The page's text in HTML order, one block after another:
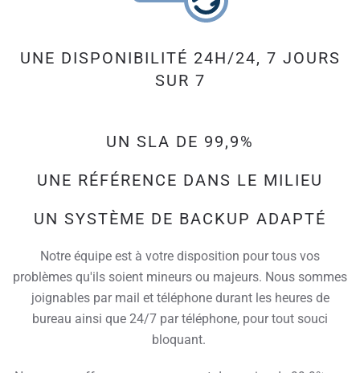
UNE DISPONIBILITÉ 24H/24, 7 JOURS
SUR 7
UN SLA DE 99,9%
UNE RÉFÉRENCE DANS LE MILIEU
UN SYSTÈME DE BACKUP ADAPTÉ
Notre équipe est à votre disposition pour tous vos
problèmes qu'ils soient mineurs ou majeurs. Nous sommes
joignables par mail et téléphone durant les heures de
bureau ainsi que 24/7 par téléphone, pour tout souci
bloquant.